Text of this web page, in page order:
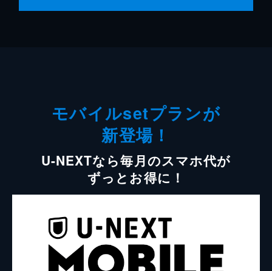
モバイルsetプランが
新登場！
U-NEXTなら毎月のスマホ代が
ずっとお得に！